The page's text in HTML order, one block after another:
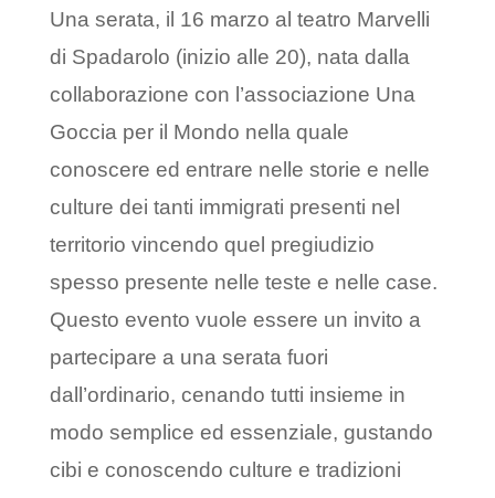
Una serata, il 16 marzo al teatro Marvelli
di Spadarolo (inizio alle 20), nata dalla
collaborazione con l’associazione Una
Goccia per il Mondo nella quale
conoscere ed entrare nelle storie e nelle
culture dei tanti immigrati presenti nel
territorio vincendo quel pregiudizio
spesso presente nelle teste e nelle case.
Questo evento vuole essere un invito a
partecipare a una serata fuori
dall’ordinario, cenando tutti insieme in
modo semplice ed essenziale, gustando
cibi e conoscendo culture e tradizioni